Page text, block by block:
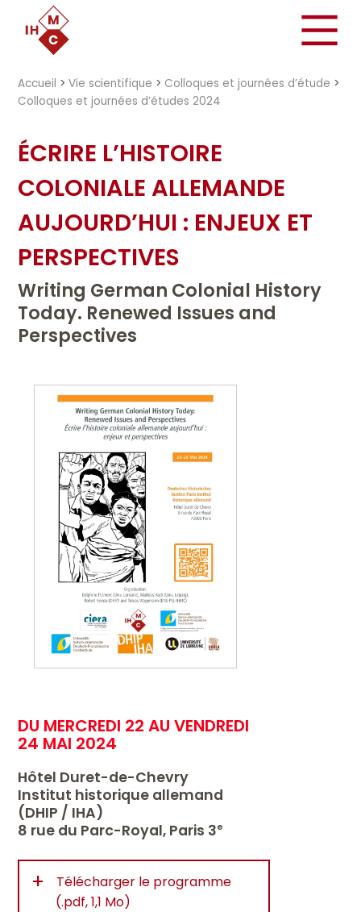
Accueil >Vie scientifique > Colloques et journées d’étude >
Colloques et journées d’études 2024
ÉCRIRE L’HISTOIRE
COLONIALE ALLEMANDE
AUJOURD’HUI : ENJEUX ET
PERSPECTIVES
Writing German Colonial History
Today. Renewed Issues and
Perspectives
DU MERCREDI 22 AU VENDREDI
24 MAI 2024
Hôtel Duret-de-Chevry
Institut historique allemand
(DHIP / IHA)
8 rue du Parc-Royal, Paris 3e
+
Télécharger le programme
(.pdf, 1,1 Mo)